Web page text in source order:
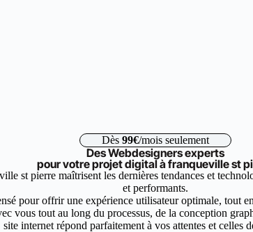
Dès 99€/mois seulement
Des Webdesigners experts
pour votre projet digital à franqueville st
st pierre maîtrisent les dernières tendances et
et performants.
pour offrir une expérience utilisateur optimale, tout
vous tout au long du processus, de la conception
site internet répond parfaitement à vos attentes et celles